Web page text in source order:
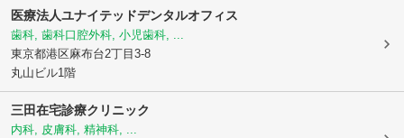
医療法人ユナイテッドデンタルオフィス
歯科, 歯科口腔外科, 小児歯科, ...
東京都港区麻布台2丁目3-8
丸山ビル1階
三田在宅診療クリニック
内科, 皮膚科, 精神科, ...